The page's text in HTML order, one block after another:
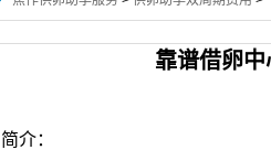
靠谱借卵
简介：